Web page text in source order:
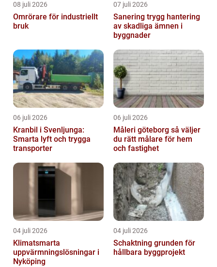
08 juli 2026
Omrörare för industriellt
bruk
07 juli 2026
Sanering trygg hantering
av skadliga ämnen i
byggnader
06 juli 2026
Kranbil i Svenljunga:
Smarta lyft och trygga
transporter
06 juli 2026
Måleri göteborg så väljer
du rätt målare för hem
och fastighet
04 juli 2026
Klimatsmarta
uppvärmningslösningar i
Nyköping
04 juli 2026
Schaktning grunden för
hållbara byggprojekt